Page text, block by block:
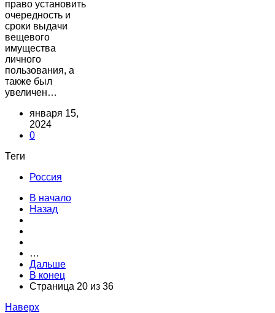
право установить
очередность и
сроки выдачи
вещевого
имущества
личного
пользования, а
также был
увеличен…
января 15,
2024
0
Теги
Россия
В начало
Назад
…
Дальше
В конец
Страница 20 из 36
Наверх